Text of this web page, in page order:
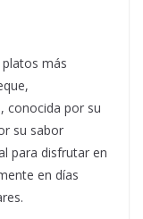
más
conocida por su
su sabor
para disfrutar en
en días